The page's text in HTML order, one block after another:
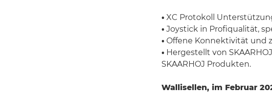
• XC Protokoll
• Joystick in Profiqualität,
• Offene Konnektivität und
• Hergestellt von
SKAARHOJ Produkten.
Wallisellen, im Februar